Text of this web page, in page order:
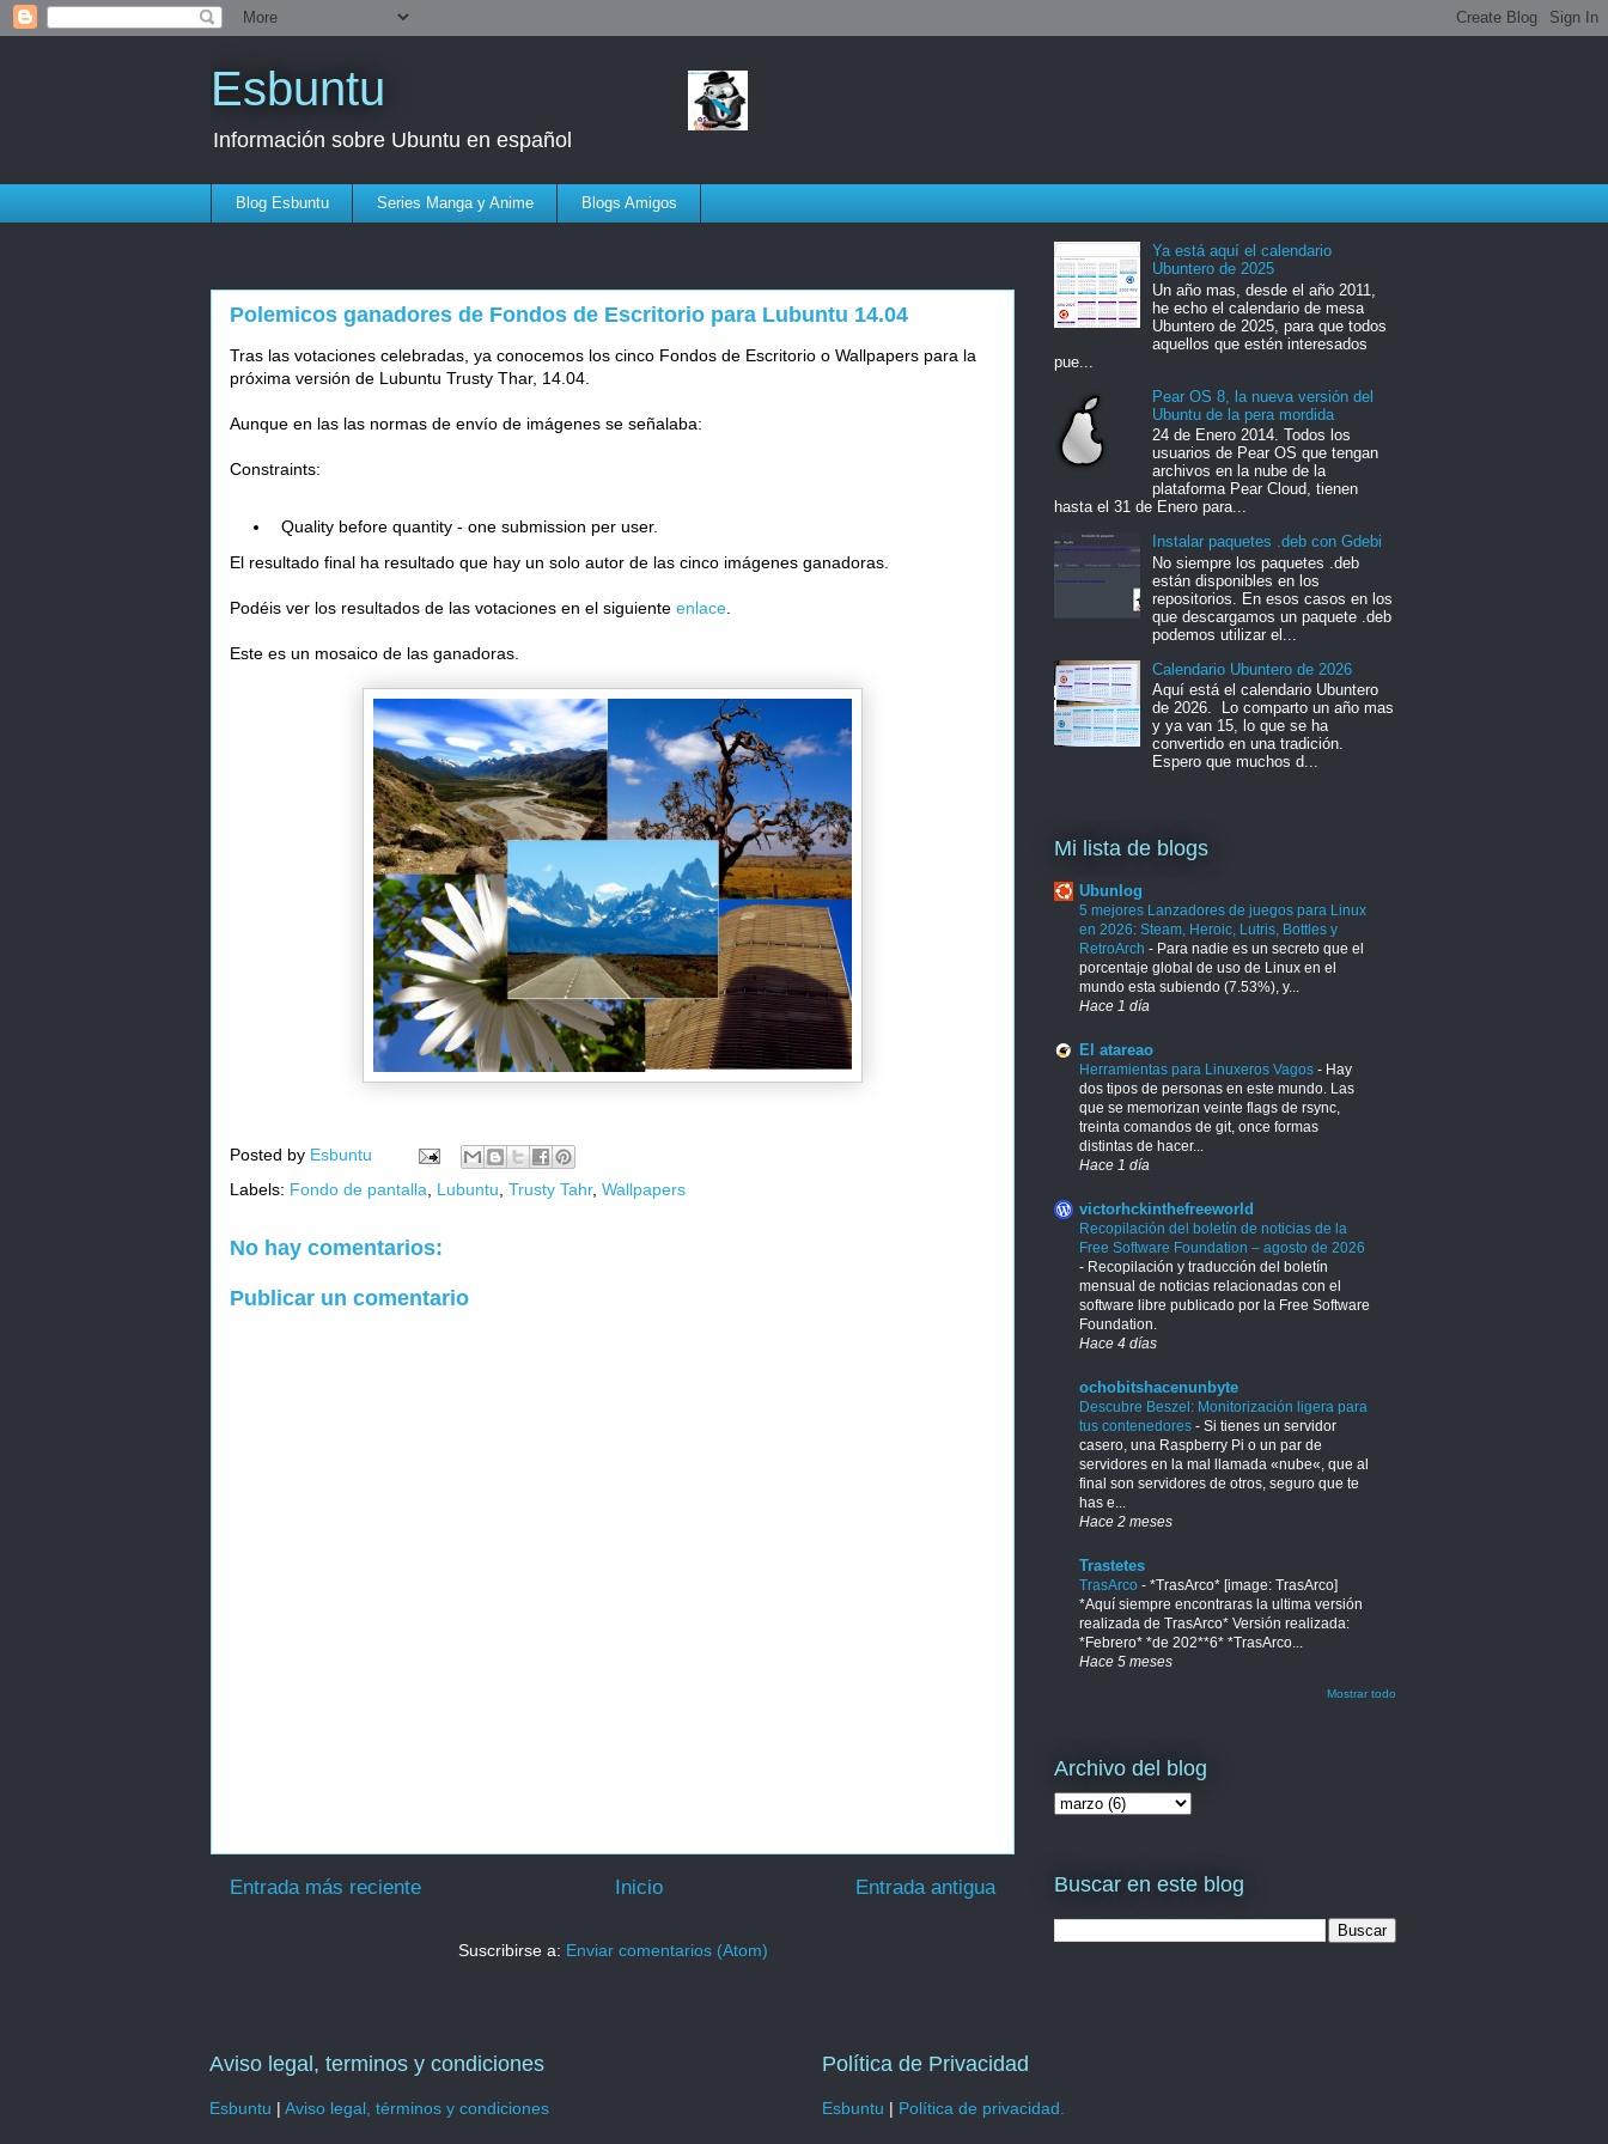
Esbuntu
Información sobre Ubuntu en español
Blog Esbuntu Series Manga y Anime Blogs Amigos
Polemicos ganadores de Fondos de Escritorio para Lubuntu 14.04
Tras las votaciones celebradas, ya conocemos los cinco Fondos de Escritorio o Wallpapers para la
próxima versión de Lubuntu Trusty Thar, 14.04.
Aunque en las las normas de envío de imágenes se señalaba:
Constraints:
Quality before quantity - one submission per user.
El resultado final ha resultado que hay un solo autor de las cinco imágenes ganadoras.
Podéis ver los resultados de las votaciones en el siguiente enlace
Este es un mosaico de las ganadoras.
Posted by Esbuntu
Labels: Fondo de pantalla Lubuntu Trusty Tahr, Wallpapers
No hay comentarios:
Publicar un comentario
Entrada más reciente Entrada antigua
Inicio
Suscribirse a: Enviar comentarios (Atom)
Ya está aquí el calendario
Ubuntero de 2025
Un año mas, desde el año 2011,
he echo el calendario de mesa
Ubuntero de 2025, para que todos
aquellos que estén interesados
pue...
Pear OS 8, la nueva versión del
Ubuntu de la pera mordida
24 de Enero 2014. Todos los
usuarios de Pear OS que tengan
archivos en la nube de la
plataforma Pear Cloud, tienen
hasta el 31 de Enero para...
Instalar paquetes .deb con Gdebi
No siempre los paquetes .deb
están disponibles en los
repositorios. En esos casos en los
que descargamos un paquete .deb
podemos utilizar el...
Calendario Ubuntero de 2026
Aquí está el calendario Ubuntero
de 2026. Lo comparto un año mas
y ya van 15, lo que se ha
convertido en una tradición.
Espero que muchos d...
Mi lista de blogs
Ubunlog
5 mejores Lanzadores de juegos para Linux
en 2026: Steam, Heroic, Lutris, Bottles y
RetroArch - Para nadie es un secreto que el
porcentaje global de uso de Linux en el
mundo esta subiendo (7.53%), y...
Hace 1 día
El atareao
Herramientas para Linuxeros Vagos - Hay
dos tipos de personas en este mundo. Las
que se memorizan veinte flags de rsync,
treinta comandos de git, once formas
distintas de hacer...
Hace 1 día
victorhckinthefreeworld
Recopilación del boletín de noticias de la
Free Software Foundation – agosto de 2026
- Recopilación y traducción del boletín
mensual de noticias relacionadas con el
software libre publicado por la Free Software
Foundation.
Hace 4 días
ochobitshacenunbyte
Descubre Beszel: Monitorización ligera para
tus contenedores - Si tienes un servidor
casero, una Raspberry Pi o un par de
servidores en la mal llamada «nube«, que al
final son servidores de otros, seguro que te
has e...
Hace 2 meses
Trastetes
TrasArco - *TrasArco* [image: TrasArco]
*Aquí siempre encontraras la ultima versión
realizada de TrasArco* Versión realizada:
*Febrero* *de 202**6* *TrasArco...
Hace 5 meses
Mostrar todo
Archivo del blog
Buscar en este blog
Aviso legal, terminos y condiciones
Esbuntu | Aviso legal, términos y condiciones
Política de Privacidad
Esbuntu | Política de privacidad.